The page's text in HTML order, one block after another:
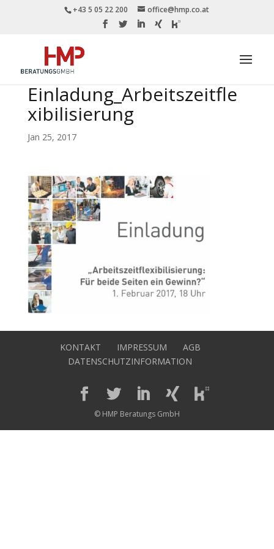
+43 5 05 22 200 office@hmp.co.at
Einladung_Arbeitszeitfle
xibilisierung
Jan 25, 2017
KONTAKT IMPRESSUM
AGB
DATENSCHUTZINFORMATION
© HMP Beratungs GmbH